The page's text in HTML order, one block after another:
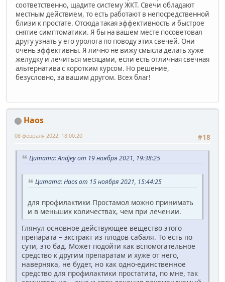
соответственно, щадите систему ЖКТ. Свечи обладают
местным действием, то есть работают в непосредственной
близи к простате. Отсюда такая эффективность и быстрое
снятие симптоматики. Я бы на вашем месте посоветовал
другу узнать у его уролога по поводу этих свечей. Они
очень эффективны. Я лично не вижу смысла делать хуже
желудку и лечиться месяцами, если есть отличная свечная
альтернатива с коротким курсом. Но решение,
безусловно, за вашим другом. Всех благ!
Haos
#18
08 февраля 2022, 18:00:20
Цитата: Andjey от 19 ноября 2021, 19:38:25
Цитата: Haos от 15 ноября 2021, 15:44:25
для профилактики Простамол можно принимать
и в меньших количествах, чем при лечении.
Глянул основное действующее вещество этого
препарата – экстракт из плодов сабаля. То есть по
сути, это бад. Может подойти как вспомогательное
средство к другим препаратам и хуже от него,
наверняка, не будет, но как одно-единственное
средство для профилактики простатита, по мне, так